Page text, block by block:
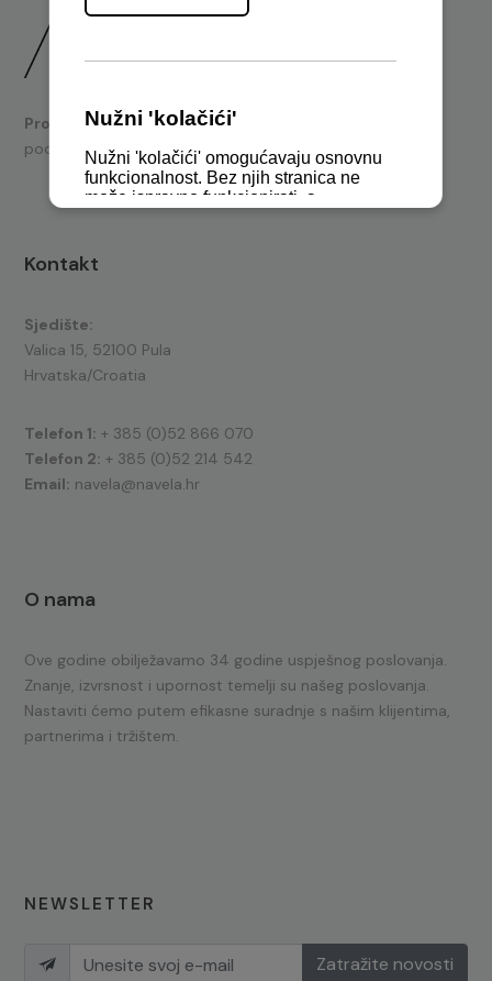
Prodajabrodskih motora i nautičke opreme te tehnička
podrška.
Kontakt
Sjedište:
Valica 15, 52100 Pula
Hrvatska/Croatia
Telefon 1: + 385 (0)52 866 070
Telefon 2: + 385 (0)52 214 542
Email: navela@navela.hr
O nama
Ove godine obilježavamo 34 godine uspješnog poslovanja.
Znanje, izvrsnost i upornost temelji su našeg poslovanja.
Nastaviti ćemo putem efikasne suradnje s našim klijentima,
partnerima i tržištem.
NEWSLETTER
Zatražite novosti